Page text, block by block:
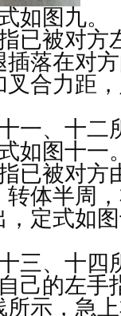
如图九。
已被对方
落在对
合力距
一、十二
如图十一
已被对方
体半周
，定式如
三、十四
己的左手
示，急